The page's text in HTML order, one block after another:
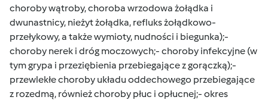
choroby wątroby, choroba wrzodowa żołądka i
dwunastnicy, nieżyt żołądka, refluks żołądkowo-
przełykowy, a także wymioty, nudności i biegunka);-
choroby nerek i dróg moczowych;- choroby infekcyjne (w
tym grypa i przeziębienia przebiegające z gorączką);-
przewlekłe choroby układu oddechowego przebiegające
z rozedmą, również choroby płuc i opłucnej;- okres